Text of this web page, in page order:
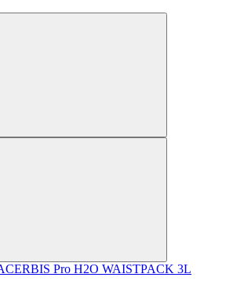
Pro H2O WAISTPACK 3L